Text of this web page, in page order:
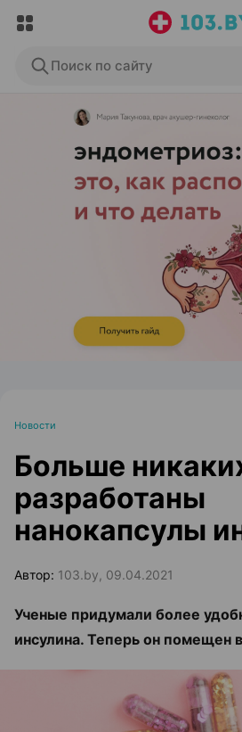
Поиск по сайту
ЭФФЕКТИВНАЯ РЕКЛАМА
Новости
Больше
разработаны
нанокапсулы
Автор: 103.by, 09.04.2021
Ученые придумали более
инсулина. Теперь он помещен